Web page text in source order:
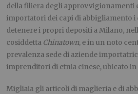
della filiera degli approvvigionamenti
importatori dei capi di abbigliamento i
detenere i propri depositi a Milano,
cosiddetta Chinatown, e in un noto
prevalenza sede di aziende
imprenditori di etnia cinese, ubicato
Migliaia gli articoli di maglieria e di